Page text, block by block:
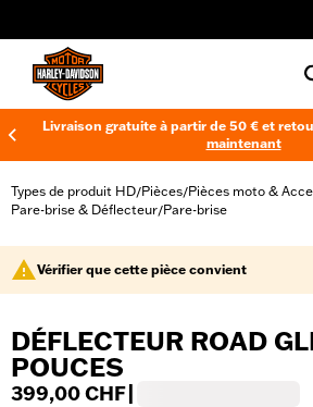
Livraison gratuite à partir de 50 € et
maintenant
Types de produit HD/Pièces/Pièces moto &
Pare-brise & Déflecteur/Pare-brise
Vérifier que cette pièce convient
DÉFLECTEUR ROAD
POUCES
399,00 CHF